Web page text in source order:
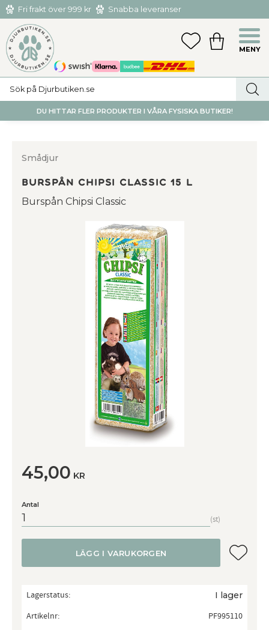
Meny
Fri frakt över 999 kr
Snabba leveranser
Hämta och returnera i butiken i Tumba eller Huddinge C
FAVORITER
KUNDVAGN
DU HITTAR FLER PRODUKTER I VÅRA FYSISKA BUTIKER!
Smådjur
Burspån Chipsi Classic 15 L
Burspån Chipsi Classic
45,00 KR
Antal
st
LÄGG I VARUKORGEN Lägg
Lagerstatus I lager
Artikelnr
PF995110